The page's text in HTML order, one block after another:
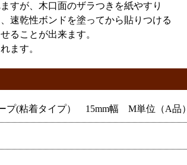
すが、木口面のザラつきを紙やすり
速乾性ボンドを塗ってから貼りつける
ることが出来ます。
ます。
プ(粘着タイプ） 15mm幅 M単位（A品）